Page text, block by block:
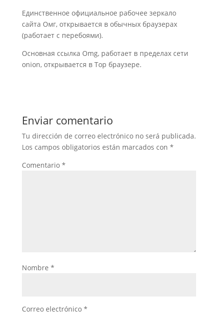
Единственное официальное рабочее зеркало
сайта Омг, открывается в обычных браузерах
(работает с перебоями).
Основная ссылка Omg, работает в пределах сети
onion, открывается в Тор браузере.
Enviar comentario
Tu dirección de correo electrónico no será publicada.
Los campos obligatorios están marcados con *
Comentario *
Nombre *
Correo electrónico *